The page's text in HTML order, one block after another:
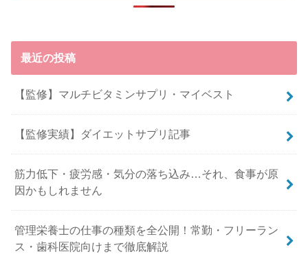
最近の投稿
【監修】マルチビタミンサプリ・マイベスト
【監修実績】ダイエットサプリ記事
筋力低下・疲労感・気分の落ち込み…それ、食事が原
因かもしれません
管理栄養士の仕事の種類を全公開！常勤・フリーラン
ス・歯科医院向けまで徹底解説